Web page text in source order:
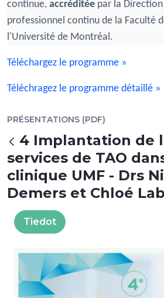
continue, accréditée par la
professionnel continu de la Faculté
l'Université de Montréal.
Téléchargez le programme »
Téléchragez le programme détaillé »
PRÉSENTATIONS (PDF)
Takaisin
4 Implantation de
services de TAO
clinique UMF - Drs
Demers et Chloé
Tiedot